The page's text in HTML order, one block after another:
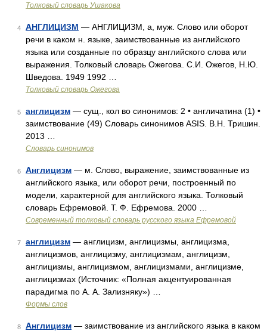
Толковый словарь Ушакова
4 АНГЛИЦИЗМ — АНГЛИЦИЗМ, а, муж. Слово или оборот
речи в каком н. языке, заимствованные из английского
языка или созданные по образцу английского слова или
выражения. Толковый словарь Ожегова. С.И. Ожегов, Н.Ю.
Шведова. 1949 1992 …
Толковый словарь Ожегова
5 англицизм — сущ., кол во синонимов: 2 • англичатина (1) •
заимствование (49) Словарь синонимов ASIS. В.Н. Тришин.
2013 …
Словарь синонимов
6 Англицизм — м. Слово, выражение, заимствованные из
английского языка, или оборот речи, построенный по
модели, характерной для английского языка. Толковый
словарь Ефремовой. Т. Ф. Ефремова. 2000 …
Современный толковый словарь русского языка Ефремовой
7 англицизм — англицизм, англицизмы, англицизма,
англицизмов, англицизму, англицизмам, англицизм,
англицизмы, англицизмом, англицизмами, англицизме,
англицизмах (Источник: «Полная акцентуированная
парадигма по А. А. Зализняку») …
Формы слов
8 Англицизм — заимствование из английского языка в каком